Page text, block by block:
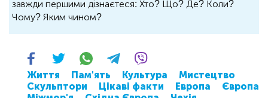
завжди першими дізнаєтеся: Хто? Що? Де? Коли?
Чому? Яким чином?
Життя Пам'ять Культура
Мистецтво
Скульптори
Цікаві факти Европа
Європа